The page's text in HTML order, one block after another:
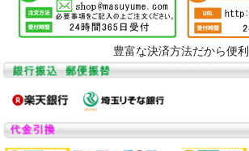
豊富な決済方法だから便利